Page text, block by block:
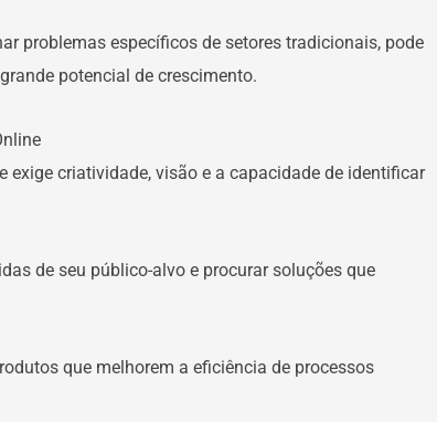
problemas específicos de setores tradicionais, pode
potencial de crescimento.
criatividade, visão e a capacidade de identificar
de seu público-alvo e procurar soluções que
que melhorem a eficiência de processos